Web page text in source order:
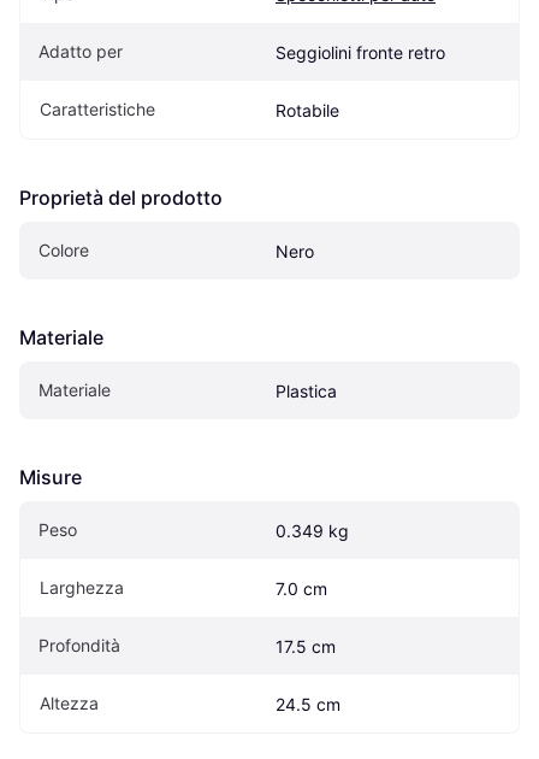
Adatto per Seggiolini fronte retro
Caratteristiche Rotabile
Proprietà del prodotto
Colore Nero
Materiale
Materiale Plastica
Misure
Peso 0.349 kg
Larghezza 7.0 cm
Profondità 17.5 cm
Altezza 24.5 cm